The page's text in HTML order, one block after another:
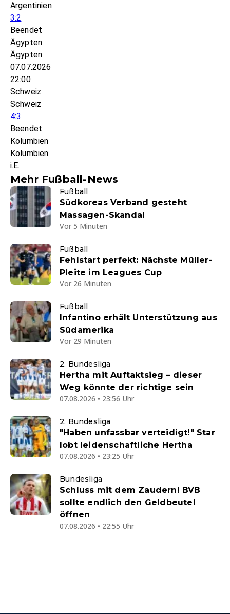
Argentinien
3:2
Beendet
Ägypten
Ägypten
07.07.2026
22:00
Schweiz
Schweiz
4:3
Beendet
Kolumbien
Kolumbien
i.E.
Mehr Fußball-News
Fußball
Südkoreas Verband gesteht
Massagen-Skandal
Vor 5 Minuten
Fußball
Fehlstart perfekt: Nächste Müller-
Pleite im Leagues Cup
Vor 26 Minuten
Fußball
Infantino erhält Unterstützung aus
Südamerika
Vor 29 Minuten
2. Bundesliga
Hertha mit Auftaktsieg – dieser
Weg könnte der richtige sein
07.08.2026 • 23:56 Uhr
2. Bundesliga
"Haben unfassbar verteidigt!" Star
lobt leidenschaftliche Hertha
07.08.2026 • 23:25 Uhr
Bundesliga
Schluss mit dem Zaudern! BVB
sollte endlich den Geldbeutel
öffnen
07.08.2026 • 22:55 Uhr